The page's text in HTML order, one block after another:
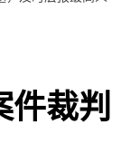
件裁判